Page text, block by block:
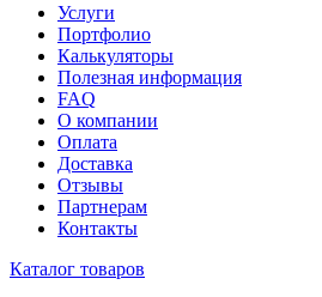
Услуги
Портфолио
Калькуляторы
Полезная информация
FAQ
О компании
Оплата
Доставка
Отзывы
Партнерам
Контакты
Каталог товаров